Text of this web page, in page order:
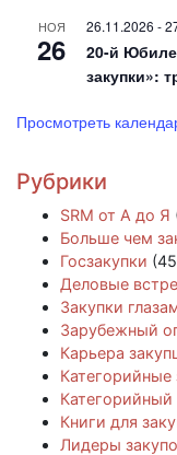
НОЯ
26
26.11.2026 -
20-й
закупки»:
Просмотреть
Рубрики
SRM от А до Я
Больше чем
Госзакупки
Деловые
Закупки
Зарубежный
Карьера
Категорийные
Книги для
Лидеры